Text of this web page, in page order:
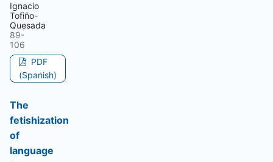
Ignacio
Tofiño-
Quesada
89-
106
PDF
(Spanish)
The
fetishization
of
language